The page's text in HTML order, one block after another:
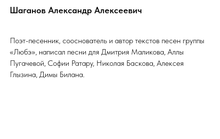
Шаганов Александр Алексеевич
Поэт-песенник, сооснователь и автор текстов песен группы
«Любэ», написал песни для Дмитрия Маликова, Аллы
Пугачевой, Софии Ратару, Николая Баскова, Алексея
Глызина, Димы Билана.